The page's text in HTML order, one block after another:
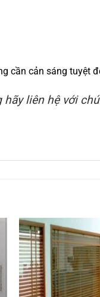
cần cản sáng tuyệt
liên hệ với